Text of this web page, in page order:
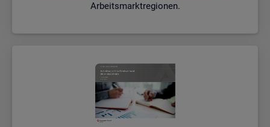
Arbeitsmarktregionen.